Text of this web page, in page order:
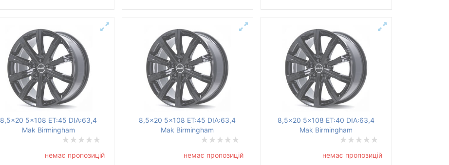
8,5x20 5x108 ET:45 DIA:63,4
Mak Birmingham
немає пропозицій
8,5x20 5x108 ET:45 DIA:63,4
Mak Birmingham
немає пропозицій
8,5x20 5x108 ET:40 DIA:63,4
Mak Birmingham
немає пропозицій